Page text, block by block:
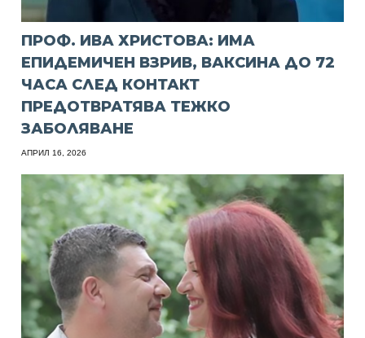
ПРОФ. ИВА ХРИСТОВА: ИМА
ЕПИДЕМИЧЕН ВЗРИВ, ВАКСИНА ДО 72
ЧАСА СЛЕД КОНТАКТ
ПРЕДОТВРАТЯВА ТЕЖКО
ЗАБОЛЯВАНЕ
АПРИЛ 16, 2026